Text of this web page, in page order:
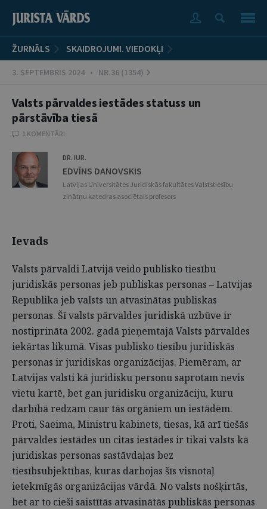
ŽURNĀLS SKAIDROJUMI. VIEDOKĻI
3. SEPTEMBRIS 2024 • NR.36 (1354)
Valsts pārvaldes iestādes statuss un
pārstāvība tiesā
1 KOMENTĀRI
DR. IUR.
EDVĪNS DANOVSKIS
Latvijas Universitātes Juridiskās fakultātes Valststiesību
zinātņu katedras asociētais profesors
Ievads
Valsts pārvaldi Latvijā veido publisko tiesību
juridiskās personas jeb publiskas personas – Latvijas
Republika jeb valsts un atvasinātas publiskas
personas. Šī valsts pārvaldes juridiskā uzbūve ir
nostiprināta 2002. gadā pieņemtajā Valsts pārvaldes
iekārtas likumā. Visas publisko tiesību juridiskās
personas ir juridiskas organizācijas. Piemēram, ar
Latvijas valsti kā juridisku personu saprotam nevis
vietu kartē, bet gan juridisku organizāciju, kuru
darbībā redzam caur tās orgāniem un iestādēm.
Proti, Saeima, Ministru kabinets, tiesas, kā arī tiešās
pārvaldes iestādes un citas iestādes ir tikai valsts kā
juridiskas personas sastāvdaļas bez
tiesībsubjektības, kuras darbojas šīs visnotaļ
ietekmīgās organizācijas vārdā. No valsts nošķirtās,
bet ar to cieši saistītās atvasinātās publiskās personas